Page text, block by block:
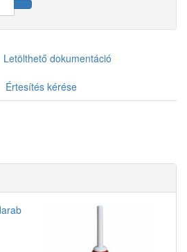
Letölthető dokumentáció
Értesítés kérése